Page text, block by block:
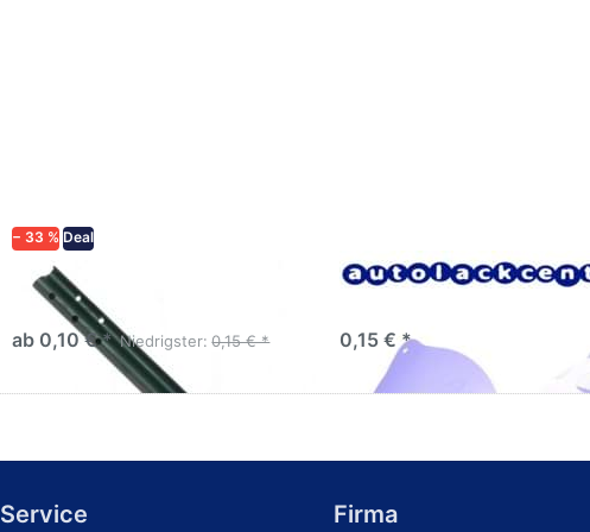
− 33 % Deal
Profi Rührstab Turbomix klein
20cm x 2cm von Mirka
ab 0,10 € * Niedrigster: 0,15 € *
Lacksiebe, Faltsiebe,
0,15 € *
Service Firma